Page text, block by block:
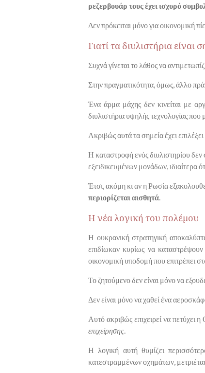
ρεζερβουάρ τους έχει ισχυρό
Δεν πρόκειται μόνο για οικονομική
Γιατί τα διυλιστήρια
Συχνά γίνεται το λάθος να
Στην πραγματικότητα, όμως, άλλο
Ένα άρμα μάχης δεν κινείται με
διυλιστήρια υψηλής τεχνολογίας
Ακριβώς αυτά τα σημεία έχει
Η καταστροφή ενός διυλιστηρίου
εξειδικευμένων μονάδων, ιδιαίτερα
Έτσι, ακόμη κι αν η Ρωσία
περιορίζεται αισθητά
Η νέα λογική του πολέμου
Η ουκρανική στρατηγική
επιδίωκαν κυρίως να
οικονομική υποδομή που επιτρέπει
Το ζητούμενο δεν είναι μόνο να
Δεν είναι μόνο να χαθεί ένα
Αυτό ακριβώς επιχειρεί να πετύχει
επιχείρησης
Η λογική αυτή θυμίζει
κατεστραμμένων οχημάτων,